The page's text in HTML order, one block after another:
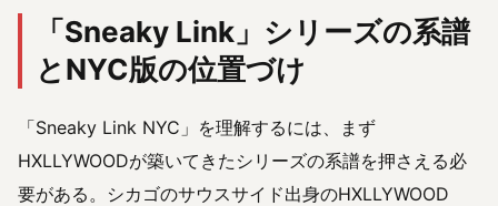
「Sneaky Link」シリーズの系譜
とNYC版の位置づけ
「Sneaky Link NYC」を理解するには、まず
HXLLYWOODが築いてきたシリーズの系譜を押さえる必
要がある。シカゴのサウスサイド出身のHXLLYWOOD